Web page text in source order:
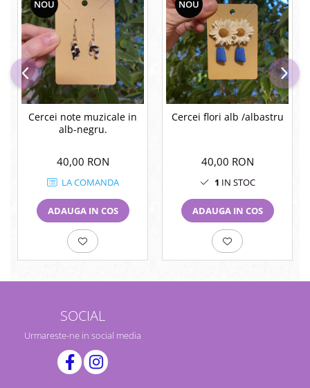
NOU
Cercei note muzicale in
alb-negru.
40,00 RON
LA COMANDA
ADAUGA IN COS
NOU
Cercei flori alb /albastru
40,00 RON
1 IN STOC
ADAUGA IN COS
SOCIAL
Urmareste-ne in social media